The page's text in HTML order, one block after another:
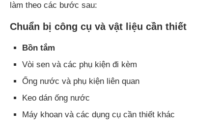
làm theo các bước sau:
Chuẩn bị công cụ và vật liệu cần thiết
Bồn tắm
Vòi sen và các phụ kiện đi kèm
Ống nước và phụ kiện liên quan
Keo dán ống nước
Máy khoan và các dụng cụ cần thiết khác